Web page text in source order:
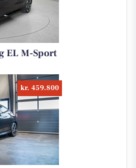
EL M-Sport
kr. 459.800